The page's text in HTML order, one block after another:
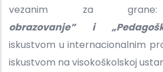
vezanim za
obrazovanje” i
iskustvom u internacionalnim
iskustvom na visokoškolskoj